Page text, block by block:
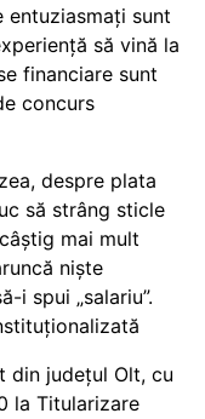
entuziasmați sunt
să vină la
financiare sunt
concurs
despre plata
să strâng sticle
mai mult
niște
i spui „salariu”.
din județul Olt, cu
la Titularizare